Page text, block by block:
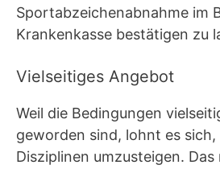
Sportabzeichenabnahme im
Krankenkasse bestätigen zu
Vielseitiges Angebot
Weil die Bedingungen
geworden sind, lohnt es sich,
Disziplinen umzusteigen.